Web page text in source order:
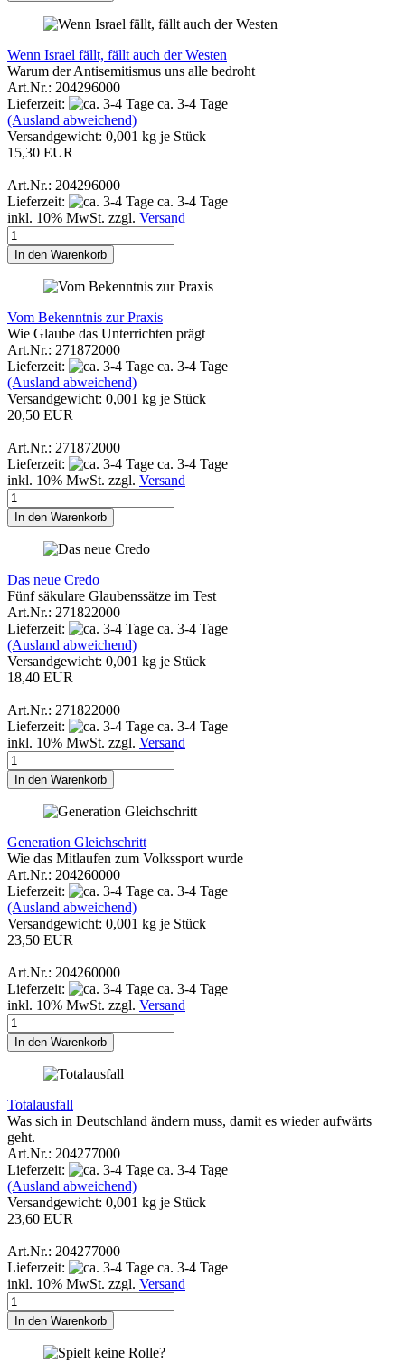
Wenn Israel fällt, fällt auch der Westen
Warum der Antisemitismus uns alle bedroht
Art.Nr.: 204296000
Lieferzeit:
ca. 3-4 Tage
(Ausland abweichend)
Versandgewicht: 0,001 kg je Stück
15,30 EUR
Art.Nr.: 204296000
Lieferzeit:
ca. 3-4 Tage
inkl. 10% MwSt. zzgl. Versand
In den Warenkorb
Vom Bekenntnis zur Praxis
Wie Glaube das Unterrichten prägt
Art.Nr.: 271872000
Lieferzeit:
ca. 3-4 Tage
(Ausland abweichend)
Versandgewicht: 0,001 kg je Stück
20,50 EUR
Art.Nr.: 271872000
Lieferzeit:
ca. 3-4 Tage
inkl. 10% MwSt. zzgl. Versand
In den Warenkorb
Das neue Credo
Fünf säkulare Glaubenssätze im Test
Art.Nr.: 271822000
Lieferzeit:
ca. 3-4 Tage
(Ausland abweichend)
Versandgewicht: 0,001 kg je Stück
18,40 EUR
Art.Nr.: 271822000
Lieferzeit:
ca. 3-4 Tage
inkl. 10% MwSt. zzgl. Versand
In den Warenkorb
Generation Gleichschritt
Wie das Mitlaufen zum Volkssport wurde
Art.Nr.: 204260000
Lieferzeit:
ca. 3-4 Tage
(Ausland abweichend)
Versandgewicht: 0,001 kg je Stück
23,50 EUR
Art.Nr.: 204260000
Lieferzeit:
ca. 3-4 Tage
inkl. 10% MwSt. zzgl. Versand
In den Warenkorb
Totalausfall
Was sich in Deutschland ändern muss, damit es wieder aufwärts
geht.
Art.Nr.: 204277000
Lieferzeit:
ca. 3-4 Tage
(Ausland abweichend)
Versandgewicht: 0,001 kg je Stück
23,60 EUR
Art.Nr.: 204277000
Lieferzeit:
ca. 3-4 Tage
inkl. 10% MwSt. zzgl. Versand
In den Warenkorb